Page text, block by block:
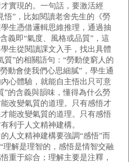
實現的。一句話，要激活經
悟”，比如閱讀老舍先生的《勞
生憑借邏輯思維推理，通過抽
義即“氣度、風格或品質”，這
生從閱讀課文入手，找出具體
質”的相關語句：“勞動使窮人的
動會使我們心思細膩”，學生通
心體驗，就能自主悟出只可意
”的含義與韻味，懂得為什么勞
改變氣質的道理。只有感悟才
能改變氣質的道理。只有感悟
利于人文精神建構。
文精神建構要強調“感悟”而
理解是理智的，感悟是情智交融
重于綜合；理解主要是注釋，